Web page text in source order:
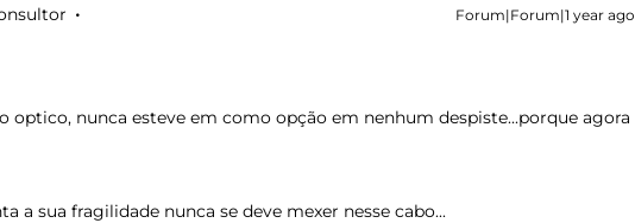
Forum|Forum|1 year ago
optico, nunca esteve em como opção em nenhum despiste...porque agora
a sua fragilidade nunca se deve mexer nesse cabo...